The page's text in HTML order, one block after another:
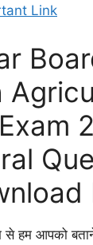
Link
हम आपको